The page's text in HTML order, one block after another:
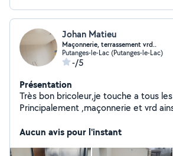
Johan Matieu
Maçonnerie, terrassement vrd..
Putanges-le-Lac (Putanges-le-Lac)
-/5
Présentation
Très bon bricoleur,je touche a tous
Principalement ,maçonnerie et vrd
ouverture est modification d ouverture
Aucun avis pour l'instant